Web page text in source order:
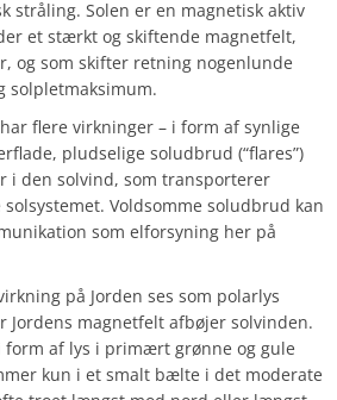
stråling. Solen er en magnetisk aktiv
et stærkt og skiftende magnetfelt,
og som skifter retning nogenlunde
solpletmaksimum.
flere virkninger – i form af synlige
pludselige soludbrud (“flares”)
i den solvind, som transporterer
Voldsomme soludbrud kan
som elforsyning her på
på Jorden ses som polarlys
Jordens magnetfelt afbøjer solvinden.
form af lys i primært grønne og gule
kun i et smalt bælte i det moderate